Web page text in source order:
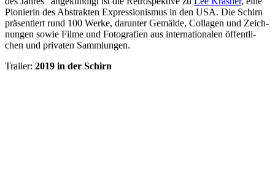
Pionie­rin des Abstrak­ten Expres­sio­nis­mus in den USA. Die Schirn
präsen­tiert rund 100 Werke, darun­ter Gemälde, Colla­gen und Zeich­
nun­gen sowie Filme und Foto­gra­fien aus inter­na­tio­na­len öffent­li­
chen und priva­ten Samm­lun­gen.
Trailer: 2019 in der Schirn